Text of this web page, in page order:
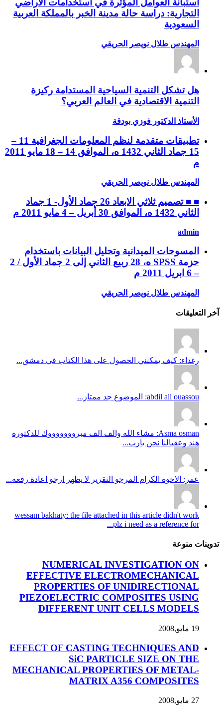
التجارية: دراسة حالة مدينة الخبر بالمملكة العربية
السعودية
المهندس طلال نويصر الحريقي
هل تشكل التنمية السياحية المستدامة ركيزة
التنمية الاقتصادية في العالم العربي؟
الأستاذ الدكتور فوزي بودقة
تطبيقات متقدمة لنظم المعلومات الجغرافية 11 –
15 جماد الثاني 1432 ه، الموافق 14 – 18 مايو 2011
م
المهندس طلال نويصر الحريقي
■ ■ تصميم ثلاثي الابعاد 26 جماد الأول- 1 جماد
الثاني 1432 ه، الموافق 30 أبريل – 4 مايو 2011 م
admin
المسوحات الميدانية وتحليل البيانات باستخدام
حزمة SPSS ه، 28 ربيع الثاني إلى 2 جماد الأول / 2
– 6 ابريل 2011 م
المهندس طلال نويصر الحريقي
آخر التعليقات
رغداء: كيف يمكنني الحصول على هذا الكتاب في دمشق...
abdil ali ouassou: الموضوع جد ممتاز...
Asma osman: مشاء الله والف الف مبروووووووك للدكتوره
هند وعقبالنا نحن يارب...
عمر: الاخوة الكرام المرجو التقرير لا يظهر ارجو اعادة رفعه...
wessam bakhaty: the file attached in this article didn't work
plz i need as a reference for...
تدوينات منوعة
NUMERICAL INVESTIGATION ON
EFFECTIVE ELECTROMECHANICAL
PROPERTIES OF UNIDIRECTIONAL
PIEZOELECTRIC COMPOSITES USING
DIFFERENT UNIT CELLS MODELS
19 مايو,2008
EFFECT OF CASTING TECHNIQUES AND
SiC PARTICLE SIZE ON THE
MECHANICAL PROPERTIES OF METAL-
MATRIX A356 COMPOSITES
27 مايو,2008